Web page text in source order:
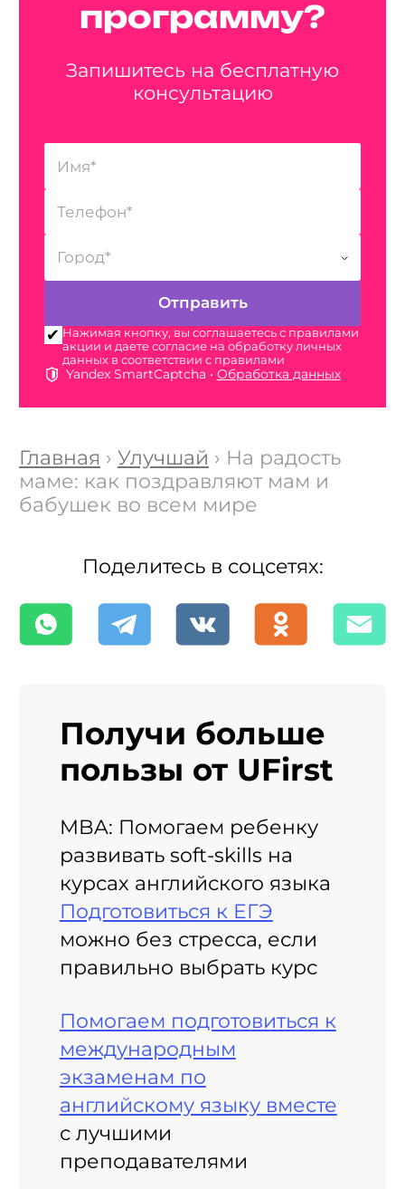
программу?
Запишитесь на бесплатную
консультацию
Нажимая кнопку, вы соглашаетесь с правилами
акции и даете согласие на обработку личных
данных в соответствии с правилами
Yandex SmartCaptcha • Обработка данных
Главная › Улучшай › На радость
маме: как поздравляют мам и
бабушек во всем мире
Поделитесь в соцсетях:
Получи больше
пользы от UFirst
MBA: Помогаем ребенку
развивать soft-skills на
курсах английского языка
Подготовиться к ЕГЭ
можно без стресса, если
правильно выбрать курс
Помогаем подготовиться к
международным
экзаменам по
английскому языку вместе
с лучшими
преподавателями